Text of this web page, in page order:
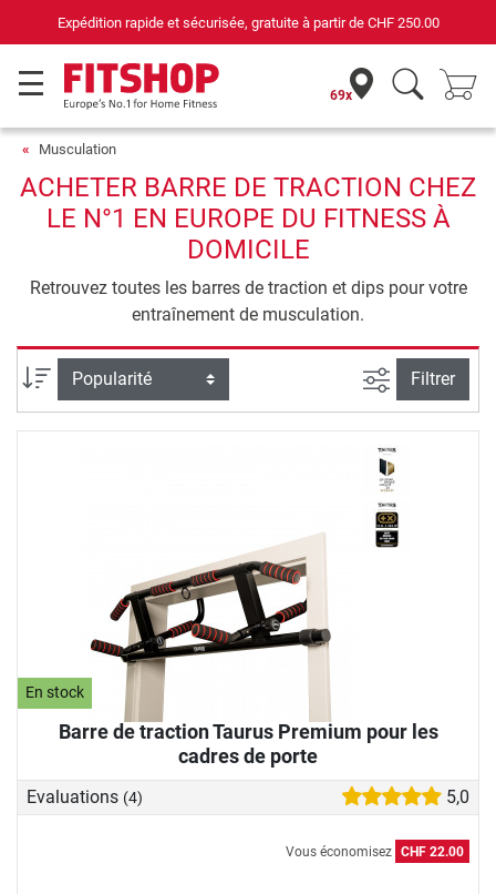
gratuite à partir deCHF 250.00 Votre expert du
69x
Musculation
ACHETER BARRE DE TRACTION CHEZ
LE N°1 EN EUROPE DU FITNESS À
DOMICILE
Retrouvez toutes les barres de traction et dips pour votre
entraînement de musculation.
Trier par Filtrer la
Filtrer
En stock
Barre de traction Taurus Premium pour les
cadres de porte
Evaluations (4) 5,0
Vous économisez CHF 22.00